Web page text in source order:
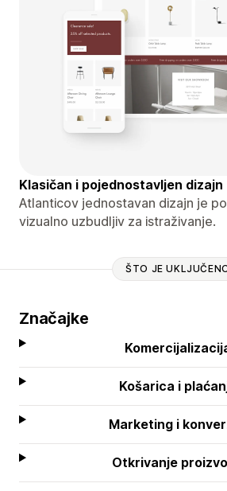
Klasičan i pojednostavljen dizajn
Atlanticov jednostavan dizajn je
vizualno uzbudljiv za istraživanje.
ŠTO JE
Značajke
Košarica i
Marketing i
Otkrivanje